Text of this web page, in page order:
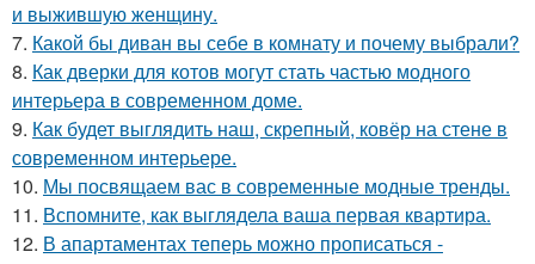
и выжившую женщину.
7. Какой бы диван вы себе в комнату и почему выбрали?
8. Как дверки для котов могут стать частью модного
интерьера в современном доме.
9. Как будет выглядить наш, скрепный, ковёр на стене в
современном интерьере.
10. Мы посвящаем вас в современные модные тренды.
11. Вспомните, как выглядела ваша первая квартира.
12. В апартаментах теперь можно прописаться -